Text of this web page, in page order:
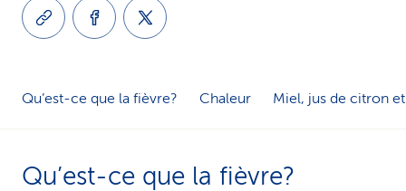
e
Qu’est-ce que la fièvre? Chaleur Miel, jus de citron
Qu’est-ce que la fièvre?